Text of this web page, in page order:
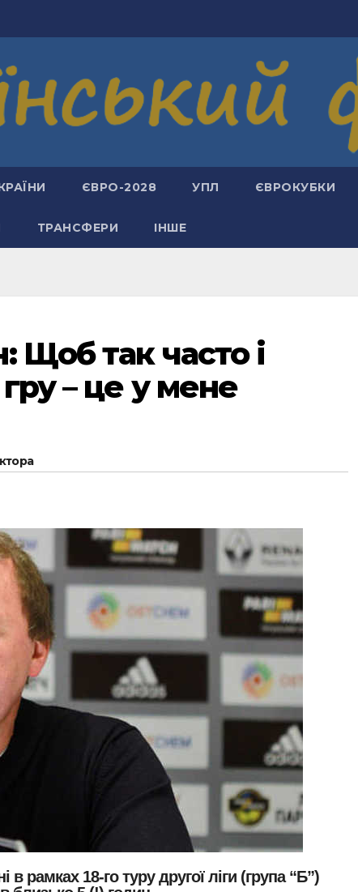
ЄВРО-2028 УПЛ ЄВРОКУБКИ
ТРАНСФЕРИ ІНШЕ
так часто і
– це у мене
рамках 18-го туру другої ліги (група “Б”)